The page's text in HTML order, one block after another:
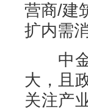
营商/建
扩内需
中金
大，且
关注产